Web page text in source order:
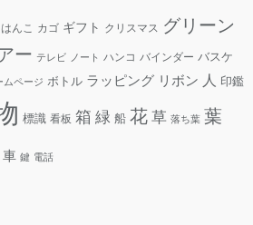
はんこ カゴ ギフト クリスマス グリーン
ー テレビ ノート ハンコ バインダー バスケ
ムページ ボトル ラッピング リボン 人 印鑑
標識 看板 箱 緑 船 花 草 落ち葉 葉
車 鍵 電話